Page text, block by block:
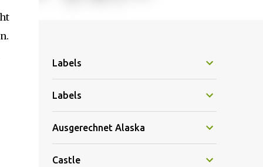
Labels
Labels
Ausgerechnet Alaska
Castle